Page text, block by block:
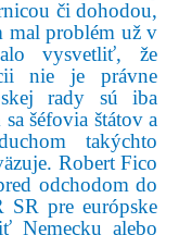
či dohodou,
mal problém už v
vysvetliť, že
nie je právne
rady sú iba
šéfovia štátov a
takýchto
Robert Fico
odchodom do
SR pre európske
Nemecku alebo